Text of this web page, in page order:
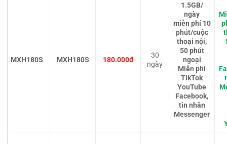
MXH180S MXH180S 180.000đ
30
ngày
1.5GB/
ngày
miễn phí 10
phút/cuộc
thoại nội,
50 phút
ngoại
Miễn phí
TikTok
YouTube
Facebook,
tin nhắn
Messenger